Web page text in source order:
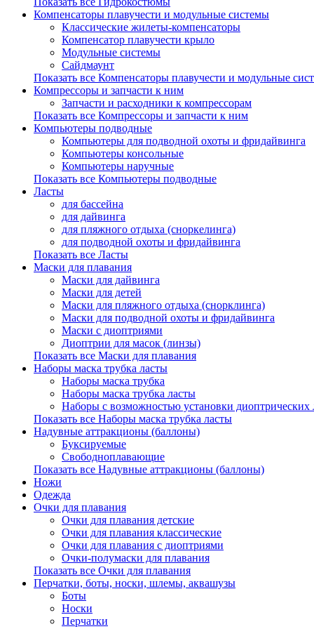
Компенсаторы плавучести и модульные системы
Классические жилеты-компенсаторы
Компенсатор плавучести крыло
Модульные системы
Сайдмаунт
Показать все Компенсаторы плавучести и модульные
Компрессоры и запчасти к ним
Запчасти и расходники к компрессорам
Показать все Компрессоры и запчасти к ним
Компьютеры подводные
Компьютеры для подводной охоты и фридайвинга
Компьютеры консольные
Компьютеры наручные
Показать все Компьютеры подводные
Ласты
для бассейна
для дайвинга
для пляжного отдыха (сноркелинга)
для подводной охоты и фридайвинга
Показать все Ласты
Маски для плавания
Маски для дайвинга
Маски для детей
Маски для пляжного отдыха (снорклинга)
Маски для подводной охоты и фридайвинга
Маски с диоптриями
Диоптрии для масок (линзы)
Показать все Маски для плавания
Наборы маска трубка ласты
Наборы маска трубка
Наборы маска трубка ласты
Наборы с возможностью установки диоптрических
Показать все Наборы маска трубка ласты
Надувные аттракционы (баллоны)
Буксируемые
Свободноплавающие
Показать все Надувные аттракционы (баллоны)
Ножи
Одежда
Очки для плавания
Очки для плавания детские
Очки для плавания классические
Очки для плавания с диоптриями
Очки-полумаски для плавания
Показать все Очки для плавания
Перчатки, боты, носки, шлемы, аквашузы
Боты
Носки
Перчатки